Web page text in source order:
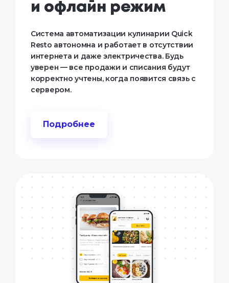
и офлайн режим
Система автоматизации кулинарии Quick
Resto автономна и работает в отсутствии
интернета и даже электричества. Будь
уверен — все продажи и списания будут
корректно учтены, когда появится связь с
сервером.
Подробнее